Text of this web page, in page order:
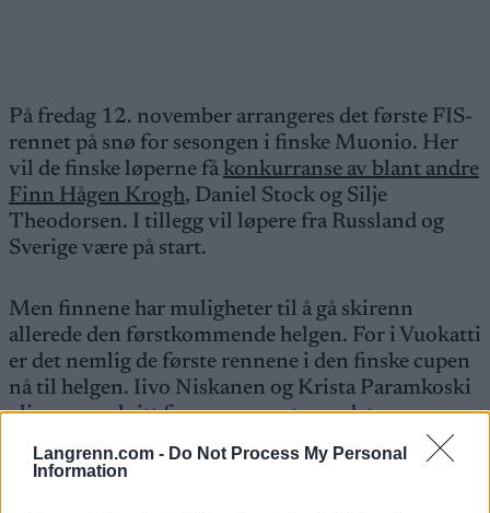
Langrenn.com - Do Not Process My Personal
Information
På fredag 12. november arrangeres det første FIS-
rennet på snø for sesongen i finske Muonio. Her
vil de finske løperne få konkurranse av blant andre
Finn Hågen Krogh, Daniel Stock og Silje
Theodorsen. I tillegg vil løpere fra Russland og
Sverige være på start.
Men finnene har muligheter til å gå skirenn
allerede den førstkommende helgen. For i Vuokatti
er det nemlig de første rennene i den finske cupen
nå til helgen. Iivo Niskanen og Krista Paramkoski
glimrer med sitt fravær, men utover det er mange
av de finske profilene på plass. Det inkluderer
Anne Kyllönen og Joni Mäki.